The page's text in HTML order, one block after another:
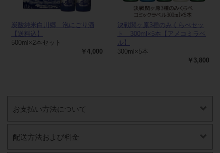
炭酸純米白川郷 泡にごり酒
【送料込】
500ml×2本セット
￥4,000
決戦関ヶ原3種のみくらべセッ
ト 300ml×5本【アメコミラベ
ル】
300ml×5本
￥3,800
お支払い方法について
配送方法および料金